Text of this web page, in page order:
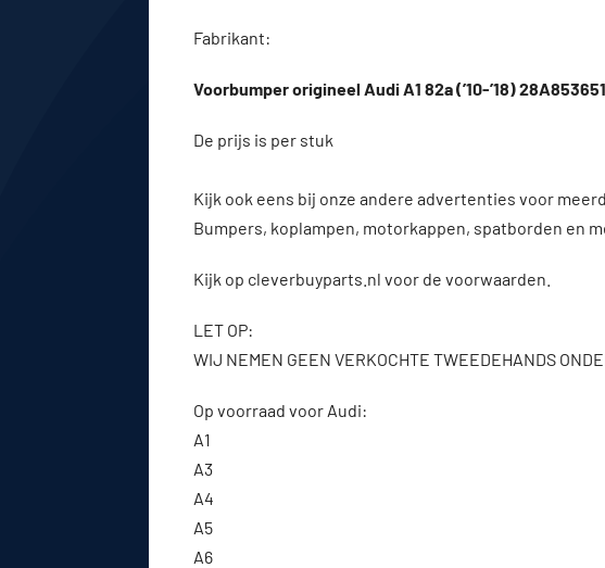
Fabrikant:
Voorbumper origineel Audi A1 82a (’10-’18) 28A853651
De prijs is per stuk
Kijk ook eens bij onze andere advertenties voor
Bumpers, koplampen, motorkappen, spatborden en
Kijk op cleverbuyparts.nl voor de voorwaarden.
LET OP:
WIJ NEMEN GEEN VERKOCHTE TWEEDEHANDS
Op voorraad voor Audi:
A1
A3
A4
A5
A6